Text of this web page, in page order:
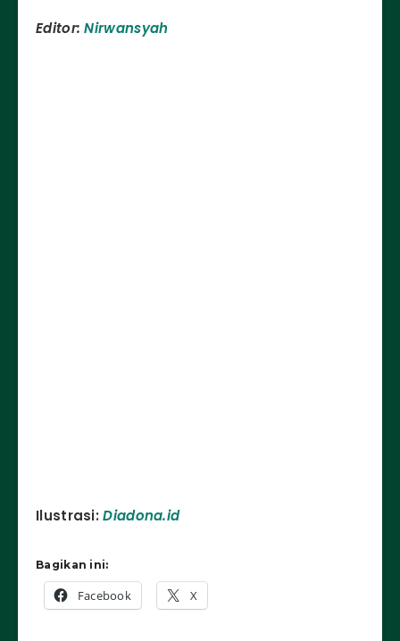
Editor:Nirwansyah
Ilustrasi:Diadona.id
Bagikan ini:
Facebook X